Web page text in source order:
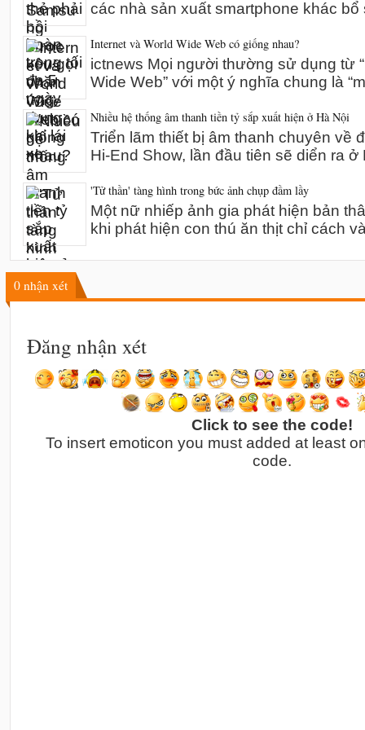
các nhà sản xuất smartphone khác bổ
Internet và World Wide Web có giống nhau?
ictnews Mọi người thường sử dụng từ
Wide Web” với một ý nghĩa chung là
Nhiều hệ thống âm thanh tiền tỷ sắp xuất hiện ở Hà Nội
Triển lãm thiết bị âm thanh chuyên về
Hi-End Show, lần đầu tiên sẽ diển ra
'Tử thần' tàng hình trong bức ảnh chụp đầm lầy
Một nữ nhiếp ảnh gia phát hiện bản
khi phát hiện con thú ăn thịt chỉ cách
0 nhận xét
Đăng nhận xét
Click to see the code!
To insert emoticon you must added at least
code.